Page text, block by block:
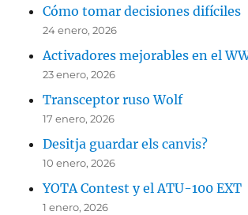
Cómo tomar decisiones difíciles
24 enero, 2026
Activadores mejorables en el
23 enero, 2026
Transceptor ruso Wolf
17 enero, 2026
Desitja guardar els canvis?
10 enero, 2026
YOTA Contest y el ATU-100 EXT
1 enero, 2026